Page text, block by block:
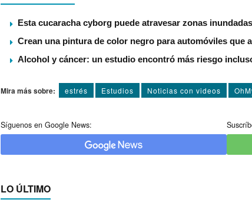
Esta cucaracha cyborg puede atravesar zonas
Crean una pintura de color negro para automóviles que
Alcohol y cáncer: un estudio encontró más riesgo
Mira más sobre: estrés Estudios Noticias con videos
Síguenos en Google News:
LO ÚLTIMO